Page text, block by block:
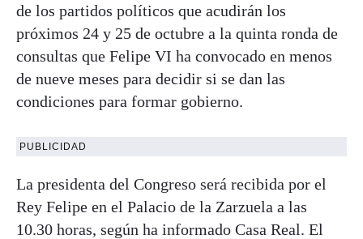
de los partidos políticos que acudirán los
próximos 24 y 25 de octubre a la quinta ronda de
consultas que Felipe VI ha convocado en menos
de nueve meses para decidir si se dan las
condiciones para formar gobierno.
PUBLICIDAD
La presidenta del Congreso será recibida por el
Rey Felipe en el Palacio de la Zarzuela a las
10.30 horas, según ha informado Casa Real. El